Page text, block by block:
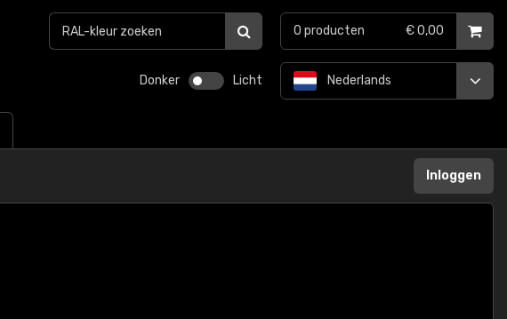
Donker Licht Nederlands
0 producten € 0,00
Inloggen